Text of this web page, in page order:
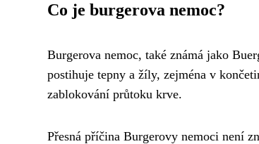
Co je burgerova nemoc?
Burgerova nemoc, také známá jako
postihuje tepny a žíly, zejména v
zablokování průtoku krve.
Přesná příčina Burgerovy nemoci není